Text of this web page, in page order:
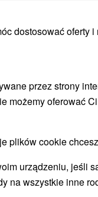
dostosować oferty i
przez strony
możemy oferować
plików cookie
urządzeniu, jeśli
na wszystkie inne